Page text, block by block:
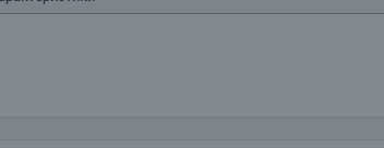
стандарт на живот в затворено общество сред
в близост до всички удобства на големия